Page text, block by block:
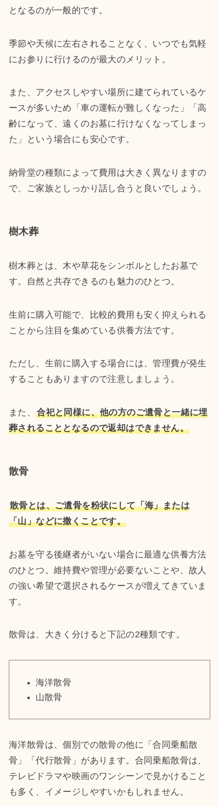
となるのが一般的です。
季節や天候に左右されることなく、いつでも気軽
にお参りに行けるのが最大のメリット。
また、アクセスしやすい場所に建てられているケ
ースが多いため「車の運転が難しくなった」「高
齢になって、遠くのお墓に行けなくなってしまっ
た」という場合にも安心です。
納骨堂の種類によって費用は大きく異なりますの
で、ご家族としっかり話し合うと良いでしょう。
樹木葬
樹木葬とは、木や草花をシンボルとしたお墓で
す。自然と共存できるのも魅力のひとつ。
生前に購入可能で、比較的費用も安く抑えられる
ことから注目を集めている供養方法です。
ただし、生前に購入する場合には、管理費が発生
することもありますので注意しましょう。
また、合祀と同様に、他の方のご遺骨と一緒に埋
葬されることとなるので返却はできません。
散骨
散骨とは、ご遺骨を粉状にして「海」または
「山」などに撒くことです。
お墓を守る後継者がいない場合に最適な供養方法
のひとつ。維持費や管理が必要ないことや、故人
の強い希望で選択されるケースが増えてきていま
す。
散骨は、大きく分けると下記の2種類です。
海洋散骨
山散骨
海洋散骨は、個別での散骨の他に「合同乗船散
骨」「代行散骨」があります。合同乗船散骨は、
テレビドラマや映画のワンシーンで見かけること
も多く、イメージしやすいかもしれません。